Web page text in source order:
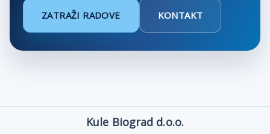
ZATRAŽI RADOVE KONTAKT
Kule Biograd d.o.o.